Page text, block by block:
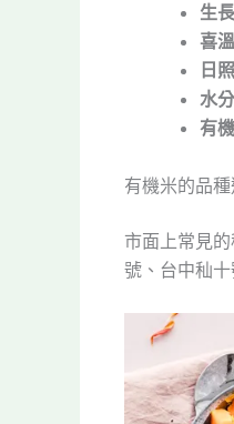
生
喜
日
水
有
有機米的品
市面上常見
號、台中秈